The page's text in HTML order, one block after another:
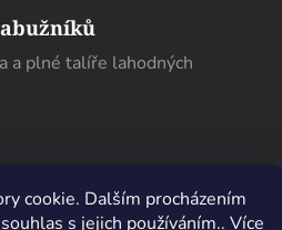
cookie. Dalším procházením
s jejich používáním.. Více
a plné talíře lahodných